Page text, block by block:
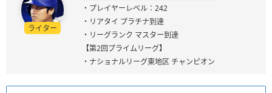
ライター
・プレイヤーレベル：242
・リアタイ プラチナ到達
・リーグランク マスター到達
【第2回プライムリーグ】
・ナショナルリーグ東地区 チャンピオン